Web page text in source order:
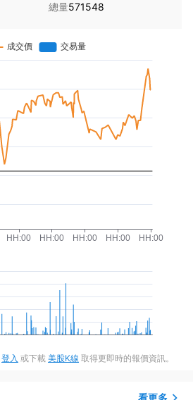
總量571548
登入 或下載 美股K線 取得更即時的報價資訊。
看更多